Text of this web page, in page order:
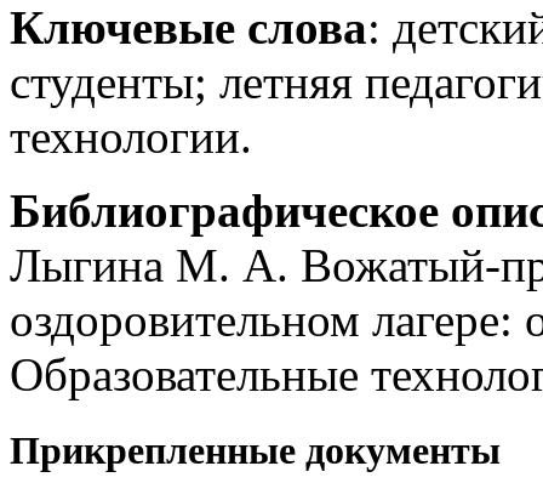
Ключевые слова:
студенты; летняя
технологии.
Библиографическое
Лыгина М. А. Вожатый-
оздоровительном
Образовательные
Прикрепленные документы